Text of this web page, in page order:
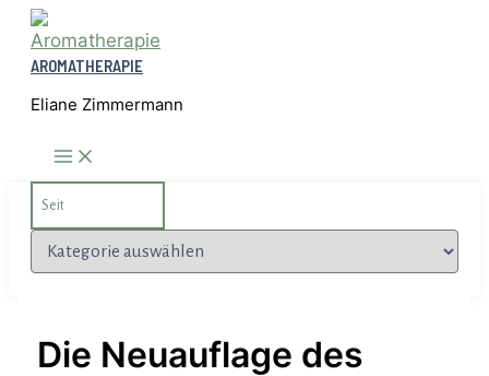
Zum
Inhalt
springen
AROMATHERAPIE
Eliane Zimmermann
for:
Kategorien
Die Neuauflage des